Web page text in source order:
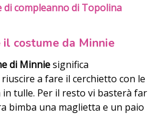
di compleanno di Topolina
il costume da Minnie
di Minniesignifica
a fare il cerchietto con le
in tulle. Per il resto vi basterà far
bimba una maglietta e un paio